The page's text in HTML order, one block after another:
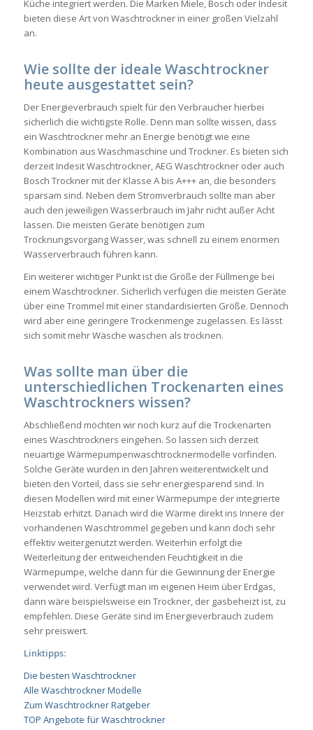
Küche integriert werden. Die Marken Miele, Bosch oder Indesit
bieten diese Art von Waschtrockner in einer großen Vielzahl
an.
Wie sollte der ideale Waschtrockner
heute ausgestattet sein?
Der Energieverbrauch spielt für den Verbraucher hierbei
sicherlich die wichtigste Rolle. Denn man sollte wissen, dass
ein Waschtrockner mehr an Energie benötigt wie eine
Kombination aus Waschmaschine und Trockner. Es bieten sich
derzeit Indesit Waschtrockner, AEG Waschtrockner oder auch
Bosch Trockner mit der Klasse A bis A+++ an, die besonders
sparsam sind. Neben dem Stromverbrauch sollte man aber
auch den jeweiligen Wasserbrauch im Jahr nicht außer Acht
lassen. Die meisten Geräte benötigen zum
Trocknungsvorgang Wasser, was schnell zu einem enormen
Wasserverbrauch führen kann.
Ein weiterer wichtiger Punkt ist die Größe der Füllmenge bei
einem Waschtrockner. Sicherlich verfügen die meisten Geräte
über eine Trommel mit einer standardisierten Größe. Dennoch
wird aber eine geringere Trockenmenge zugelassen. Es lässt
sich somit mehr Wäsche waschen als trocknen.
Was sollte man über die
unterschiedlichen Trockenarten eines
Waschtrockners wissen?
Abschließend möchten wir noch kurz auf die Trockenarten
eines Waschtrockners eingehen. So lassen sich derzeit
neuartige Wärmepumpenwaschtrocknermodelle vorfinden.
Solche Geräte wurden in den Jahren weiterentwickelt und
bieten den Vorteil, dass sie sehr energiesparend sind. In
diesen Modellen wird mit einer Wärmepumpe der integrierte
Heizstab erhitzt. Danach wird die Wärme direkt ins Innere der
vorhandenen Waschtrommel gegeben und kann doch sehr
effektiv weitergenutzt werden. Weiterhin erfolgt die
Weiterleitung der entweichenden Feuchtigkeit in die
Wärmepumpe, welche dann für die Gewinnung der Energie
verwendet wird. Verfügt man im eigenen Heim über Erdgas,
dann wäre beispielsweise ein Trockner, der gasbeheizt ist, zu
empfehlen. Diese Geräte sind im Energieverbrauch zudem
sehr preiswert.
Linktipps:
Die besten Waschtrockner
Alle Waschtrockner Modelle
Zum Waschtrockner Ratgeber
TOP Angebote für Waschtrockner